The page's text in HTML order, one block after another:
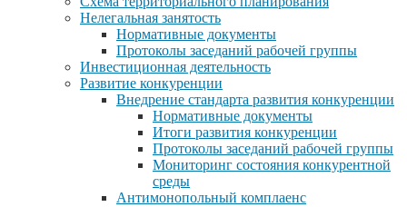
Нелегальная занятость
Нормативные документы
Протоколы заседаний рабочей группы
Инвестиционная деятельность
Развитие конкуренции
Внедрение стандарта развития конкуренции
Нормативные документы
Итоги развития конкуренции
Протоколы заседаний рабочей группы
Мониторинг состояния конкурентной
среды
Антимонопольный комплаенс